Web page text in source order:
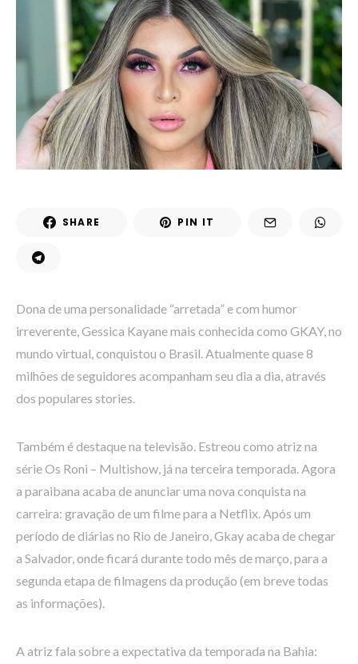
SHARE PIN IT
Dona de uma personalidade “arretada” e com humor
irreverente, Gessica Kayane mais conhecida como GKAY, no
mundo virtual, conquistou o Brasil. Atualmente quase 8
milhões de seguidores acompanham seu dia a dia, através
dos populares stories.
Também é destaque na televisão. Estreou como atriz na
série Os Roni – Multishow, já na terceira temporada. Agora
a paraibana acaba de anunciar uma nova conquista na
carreira: gravação de um filme para a Netflix. Após um
período de diárias no Rio de Janeiro, Gkay acaba de chegar
a Salvador, onde ficará durante todo mês de março, para a
segunda etapa de filmagens da produção (em breve todas
as informações).
A atriz fala sobre a expectativa da temporada na Bahia: